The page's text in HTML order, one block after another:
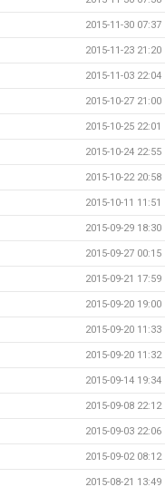
2015-11-30 07:37
2015-11-23 21:20
2015-11-03 22:04
2015-10-27 21:00
2015-10-25 22:01
2015-10-24 22:55
2015-10-22 20:58
2015-10-11 11:51
2015-09-29 18:30
2015-09-27 00:15
2015-09-21 17:59
2015-09-20 19:00
2015-09-20 11:33
2015-09-20 11:32
2015-09-14 19:34
2015-09-08 22:12
2015-09-03 22:06
2015-09-02 08:12
2015-08-21 13:49